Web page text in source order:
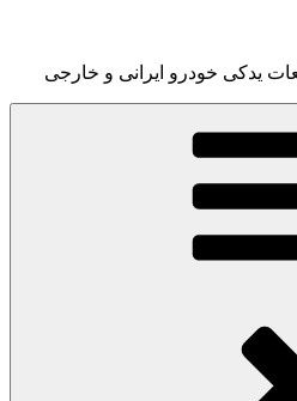
یدکی خودرو ایرانی و خارجی